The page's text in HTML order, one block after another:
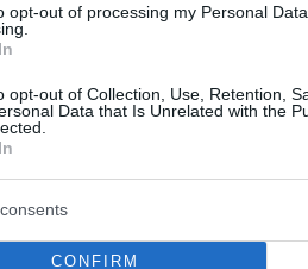
opt-out of processing my Personal
opt-out of Collection, Use, Retention,
Data that Is Unrelated with the
CONFIRM
τον δήμο Καλλιθέας και
κινδύνους που διατρέχει η